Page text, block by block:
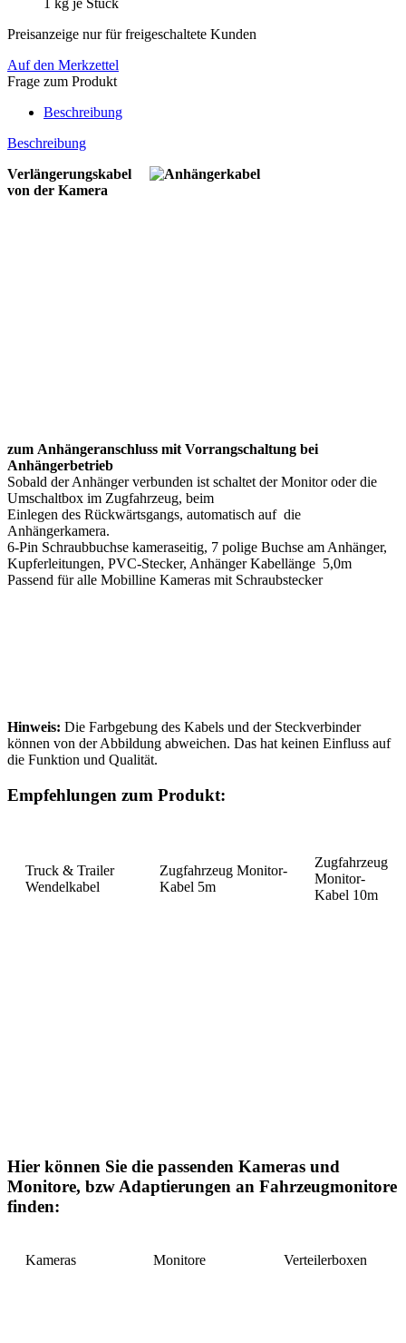
Preisanzeige nur für freigeschaltete Kunden
Auf den Merkzettel
Frage zum Produkt
Beschreibung
Beschreibung
Verlängerungskabel
von der Kamera
zum Anhängeranschluss mit Vorrangschaltung bei
Anhängerbetrieb
Sobald der Anhänger verbunden ist schaltet der Monitor oder die
Umschaltbox im Zugfahrzeug, beim
Einlegen des Rückwärtsgangs, automatisch auf die
Anhängerkamera.
6-Pin Schraubbuchse kameraseitig, 7 polige Buchse am Anhänger,
Kupferleitungen, PVC-Stecker, Anhänger Kabellänge 5,0m
Passend für alle Mobilline Kameras mit Schraubstecker
Hinweis: Die Farbgebung des Kabels und der Steckverbinder
können von der Abbildung abweichen. Das hat keinen Einfluss auf
die Funktion und Qualität.
Empfehlungen zum Produkt:
Truck & Trailer
Wendelkabel
Zugfahrzeug Monitor-
Kabel 5m
Zugfahrzeug
Monitor-
Kabel 10m
Hier können Sie die passenden Kameras und
Monitore, bzw Adaptierungen an Fahrzeugmonitore
finden:
Kameras Monitore Verteilerboxen